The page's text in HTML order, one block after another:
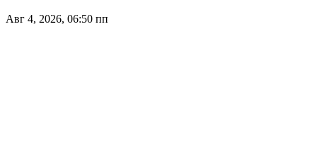
Авг 4, 2026, 06:50 пп